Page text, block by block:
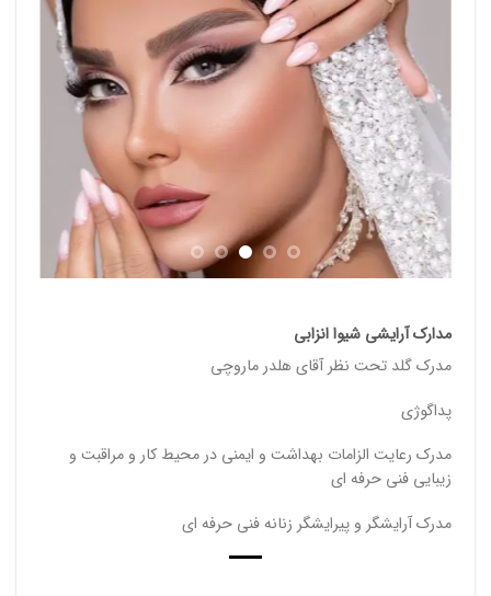
مدارک آرایشی شیوا انزابی
مدرک گلد تحت نظر آقای هلدر ماروچی
پداگوژی
مدرک رعایت الزامات بهداشت و ایمنی در محیط کار و مراقبت و
زیبایی فنی حرفه ای
مدرک آرایشگر و پیرایشگر زنانه فنی حرفه ای